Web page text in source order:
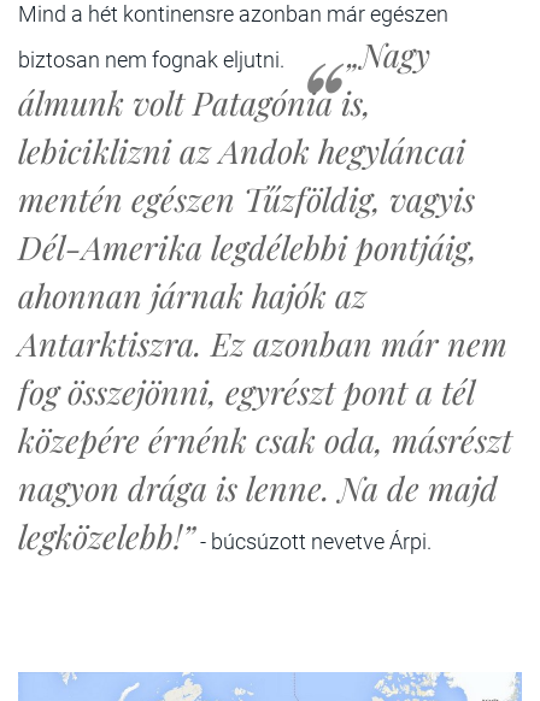
Mind a hét kontinensre azonban már egészen
biztosan nem fognak eljutni.
„Nagy
álmunk volt Patagónia is,
lebiciklizni az Andok hegyláncai
mentén egészen Tűzföldig, vagyis
Dél-Amerika legdélebbi pontjáig,
ahonnan járnak hajók az
Antarktiszra. Ez azonban már nem
fog összejönni, egyrészt pont a tél
közepére érnénk csak oda, másrészt
nagyon drága is lenne. Na de majd
legközelebb!”- búcsúzott nevetve Árpi.